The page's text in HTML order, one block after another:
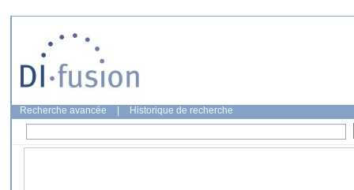
Recherche avancée Historique de recherche